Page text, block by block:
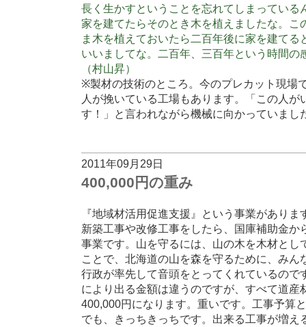
長く生かすということを忘れてしまっている
家を建てたらそのとき木を植えましたな。こ
ま木を植えておいたら二百年後に家を建てる
いいましてな。二百年、三百年という時間の
（村山昇）
※製材の技術のところ。今のプレカット現場
人が挽いている工場もあります。「この人が
す！」と言われながら機械に向かっていまし
2011年09月29日
400,000円の重み
『地域材活用促進支援』という事業があり
新築工事や改修工事をしたら、国庫補助金か
事業です。山を守るには、山の木を木材とし
ことで、北海道の山を森を守るために、みん
行政が率先して音頭をとってくれているので
により出る金額は違うのですが、すべて道産
400,000円になります。重いです。工事予算
でも、きっちきっちです。出来る工事が増え